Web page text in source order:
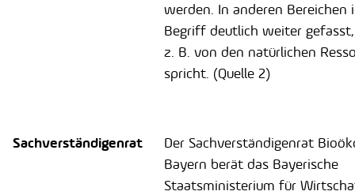
werden. In anderen Bereichen
Begriff deutlich weiter
z. B. von den natürlichen
spricht. (Quelle 2)
Sachverständigenrat
Der Sachverständigenrat
Bayern berät das Bayerische
Staatsministerium für